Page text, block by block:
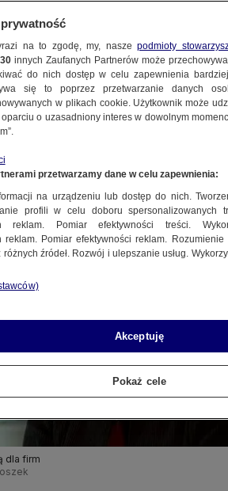
8.05.2009, 15:08
dla firm
na to zgodę, my, naszepodmioty
30 innych Zaufanych Partnerów może
do nich dostęp w celu zapewnienia
się to poprzez przetwarzanie danych
w plikach cookie. Użytkownik może
o uzasadniony interes w dowolnym
przetwarzamy dane w celu zapewnienia:
na urządzeniu lub dostęp do nich.
profili w celu doboru spersonalizowanych
reklam. Pomiar efektywności treści.
reklam. Pomiar efektywności reklam.
źródeł. Rozwój i ulepszanie usług.
Akceptuję
Pokaż cele